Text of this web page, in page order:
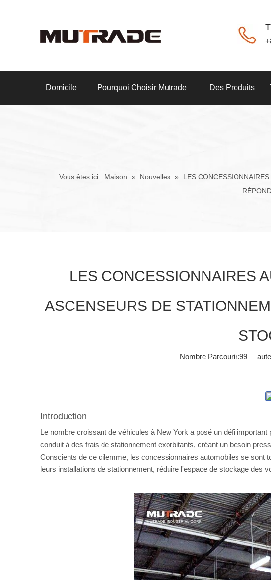
Domicile Pourquoi Choisir Mutrade Des Produits
Vous êtes ici: Maison » Nouvelles »
LES
LES CONCESSIONNAIRES
ASCENSEURS DE
Nombre Parcourir:99
Introduction
Le nombre croissant de véhicules à New York a posé un défi
conduit à des frais de stationnement exorbitants, créant un besoin
Conscients de ce dilemme, les concessionnaires automobiles se sont
leurs installations de stationnement, réduire l'espace de stockage des